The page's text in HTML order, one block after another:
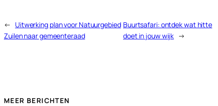
←
Uitwerking plan voor Natuurgebied
Zuilen naar gemeenteraad
Buurtsafari: ontdek wat hitte
doet in jouw wijk →
MEER BERICHTEN